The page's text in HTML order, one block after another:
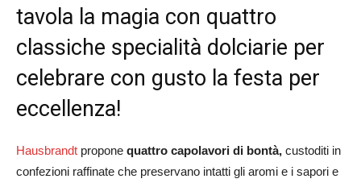
tavola la magia con quattro
classiche specialità dolciarie per
celebrare con gusto la festa per
eccellenza!
Hausbrandt propone quattro capolavori di bontà, custoditi in
confezioni raffinate che preservano intatti gli aromi e i sapori e